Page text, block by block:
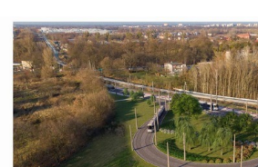
Kliknij, aby powiększyć